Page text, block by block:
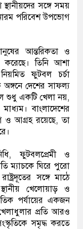
সঙ্গে সময়
পরিবেশ উপভোগ
আন্তরিকতা ও
করেছে। তিনি আশা
ফুটবল চর্চা
অঙ্গনে দেশের সাফল্য
শুধু একটি খেলা নয়,
বাংলাদেশের
ও আগ্রহ রয়েছে, তা
ফুটবলপ্রেমী ও
ম্যাচকে ঘিরে পুরো
সঙ্গে মাঠে
খেলোয়াড় ও
পর্যায়ের একজন
প্রতি আরও
সমৃদ্ধ করতে